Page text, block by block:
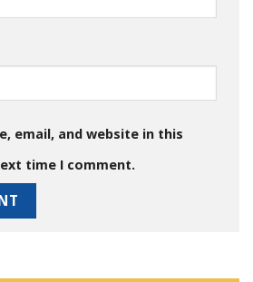
email, and website in this
time I comment.